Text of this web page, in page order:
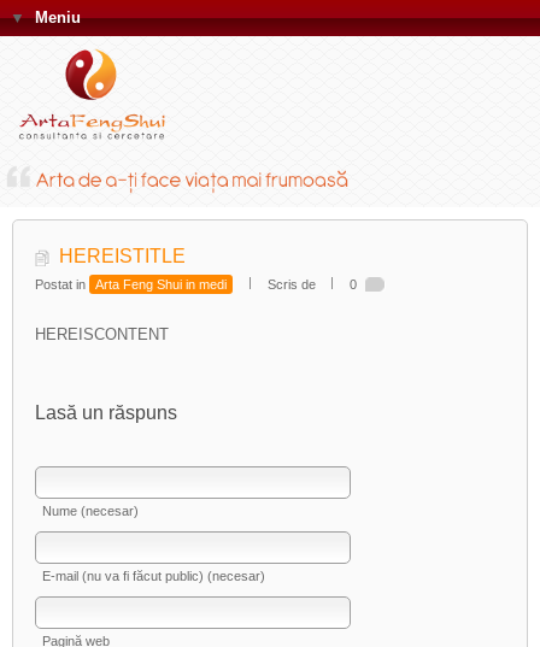
▼Meniu
HEREISTITLE
Postat in Arta Feng Shui in medi Scris de 0
HEREISCONTENT
Lasă un răspuns
Nume (necesar)
E-mail (nu va fi făcut public) (necesar)
Pagină web